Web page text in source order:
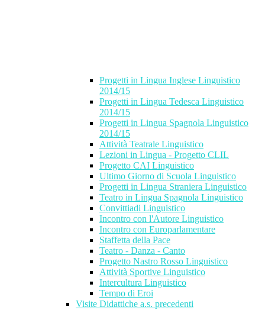
Progetti in Lingua Inglese Linguistico
2014/15
Progetti in Lingua Tedesca Linguistico
2014/15
Progetti in Lingua Spagnola Linguistico
2014/15
Attività Teatrale Linguistico
Lezioni in Lingua - Progetto CLIL
Progetto CAI Linguistico
Ultimo Giorno di Scuola Linguistico
Progetti in Lingua Straniera Linguistico
Teatro in Lingua Spagnola Linguistico
Convittiadi Linguistico
Incontro con l'Autore Linguistico
Incontro con Europarlamentare
Staffetta della Pace
Teatro - Danza - Canto
Progetto Nastro Rosso Linguistico
Attività Sportive Linguistico
Intercultura Linguistico
Tempo di Eroi
Visite Didattiche a.s. precedenti